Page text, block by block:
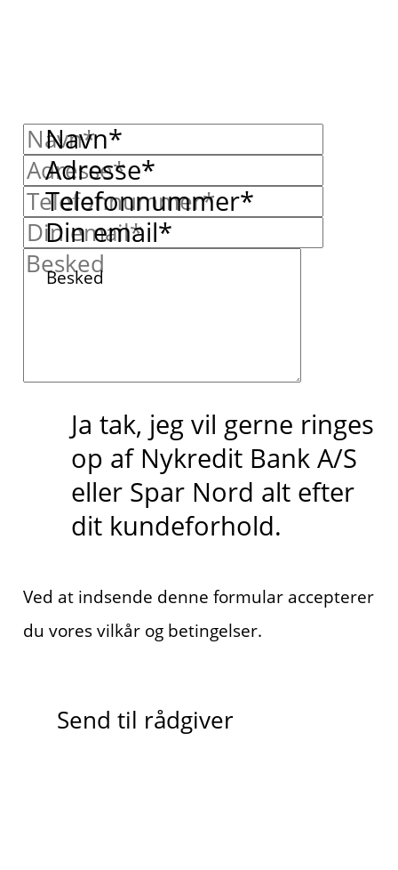
Navn*
Adresse*
Telefonnummer*
Din email*
Besked
Ja tak, jeg vil gerne ringes
op af Nykredit Bank A/S
eller Spar Nord alt efter
dit kundeforhold.
Ved at indsende denne formular accepterer
du vores vilkår og betingelser.
Send til rådgiver